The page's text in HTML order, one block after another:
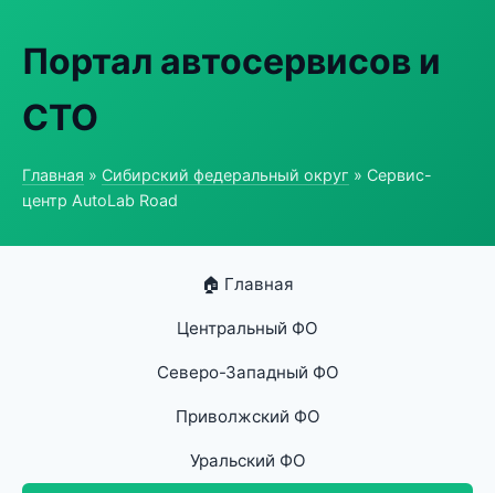
Портал автосервисов и
СТО
Главная » Сибирский федеральный округ » Сервис-
центр AutoLab Road
🏠 Главная
Центральный ФО
Северо-Западный ФО
Приволжский ФО
Уральский ФО